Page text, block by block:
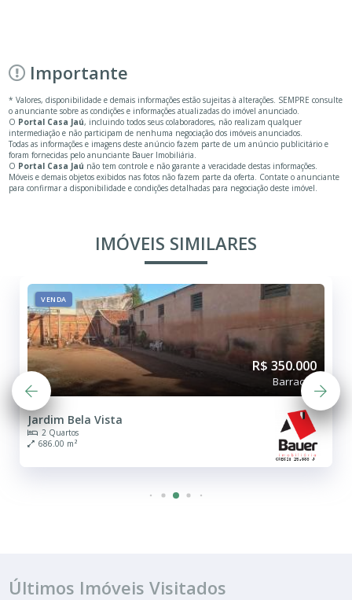
Importante
* Valores, disponibilidade e demais informações estão sujeitas à alterações. SEMPRE consulte
o anunciante sobre as condições e informações atualizadas do imóvel anunciado.
O Portal Casa Jaú, incluindo todos seus colaboradores, não realizam qualquer
intermediação e não participam de nenhuma negociação dos imóveis anunciados.
Todas as informações e imagens deste anúncio fazem parte de um anúncio publicitário e
foram fornecidas pelo anunciante Bauer Imobiliária.
O Portal Casa Jaú não tem controle e não garante a veracidade destas informações.
Móveis e demais objetos exibidos nas fotos não fazem parte da oferta. Contate o anunciante
para confirmar a disponibilidade e condições detalhadas para negociação deste imóvel.
IMÓVEIS SIMILARES
VENDA
R$ 350.000
Barracão
Jardim Bela Vista
2 Quartos
686.00 m²
Últimos Imóveis Visitados